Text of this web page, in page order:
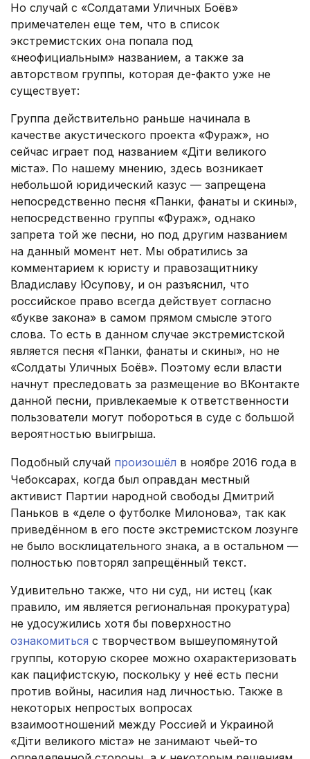
Но случай с «Солдатами Уличных Боёв»
примечателен еще тем, что в список
экстремистских она попала под
«неофициальным» названием, а также за
авторством группы, которая де-факто уже не
существует:
Группа действительно раньше начинала в
качестве акустического проекта «Фураж», но
сейчас играет под названием «Діти великого
міста». По нашему мнению, здесь возникает
небольшой юридический казус — запрещена
непосредственно песня «Панки, фанаты и скины»,
непосредственно группы «Фураж», однако
запрета той же песни, но под другим названием
на данный момент нет. Мы обратились за
комментарием к юристу и правозащитнику
Владиславу Юсупову, и он разъяснил, что
российское право всегда действует согласно
«букве закона» в самом прямом смысле этого
слова. То есть в данном случае экстремистской
является песня «Панки, фанаты и скины», но не
«Солдаты Уличных Боёв». Поэтому если власти
начнут преследовать за размещение во ВКонтакте
данной песни, привлекаемые к ответственности
пользователи могут побороться в суде с большой
вероятностью выигрыша.
Подобный случай произошёл в ноябре 2016 года в
Чебоксарах, когда был оправдан местный
активист Партии народной свободы Дмитрий
Паньков в «деле о футболке Милонова», так как
приведённом в его посте экстремистском лозунге
не было восклицательного знака, а в остальном —
полностью повторял запрещённый текст.
Удивительно также, что ни суд, ни истец (как
правило, им является региональная прокуратура)
не удосужились хотя бы поверхностно
ознакомиться с творчеством вышеупомянутой
группы, которую скорее можно охарактеризовать
как пацифистскую, поскольку у неё есть песни
против войны, насилия над личностью. Также в
некоторых непростых вопросах
взаимоотношений между Россией и Украиной
«Діти великого міста» не занимают чьей-то